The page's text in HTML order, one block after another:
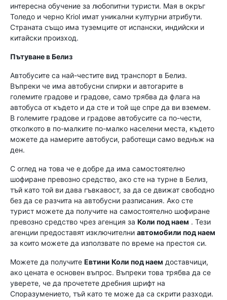
интересна обучение за любопитни туристи. Мая в окръг
Толедо и черно Kriol имат уникални културни атрибути.
Страната също има туземците от испански, индийски и
китайски произход.
Пътуване в Белиз
Автобусите са най-честите вид транспорт в Белиз.
Въпреки че има автобусни спирки и автогарите в
големите градове и градове, само трябва да флага на
автобуса от където и да сте и той ще спре да ви вземем.
В големите градове и градове автобусите са по-чести,
отколкото в по-малките по-малко населени места, където
можете да намерите автобуси, работещи само веднъж на
ден.
С оглед на това че е добре да има самостоятелно
шофиране превозно средство, ако сте на турне в Белиз,
тъй като той ви дава гъвкавост, за да се движат свободно
без да се разчита на автобусни разписания. Ако сте
турист можете да получите на самостоятелно шофиране
превозно средство чрез агенция за Коли под наем . Тези
агенции предоставят изключителни автомобили под наем
за които можете да използвате по време на престоя си.
Можете да получите Евтини Коли под наем доставчици,
ако цената е основен въпрос. Въпреки това трябва да се
уверете, че да прочетете дребния шрифт на
Споразумението, тъй като те може да са скрити разходи.